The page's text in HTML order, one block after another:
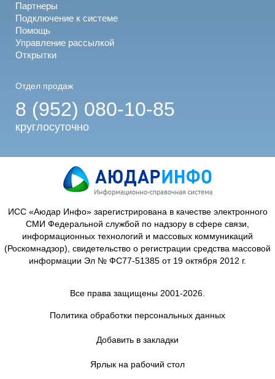
Партнеры
Подключение к системе
Помощь
Управление рассылкой
Открытки
Отдел продаж
8 (952) 080-10-85
круглосуточно
ИСС «Аюдар Инфо» зарегистрирована в качестве электронного
СМИ Федеральной службой по надзору в сфере связи,
информационных технологий и массовых коммуникаций
(Роскомнадзор), свидетельство о регистрации средства массовой
информации Эл № ФС77-51385 от 19 октября 2012 г.
Все права защищены 2001-2026.
Политика обработки персональных данных
Добавить в закладки
Ярлык на рабочий стол